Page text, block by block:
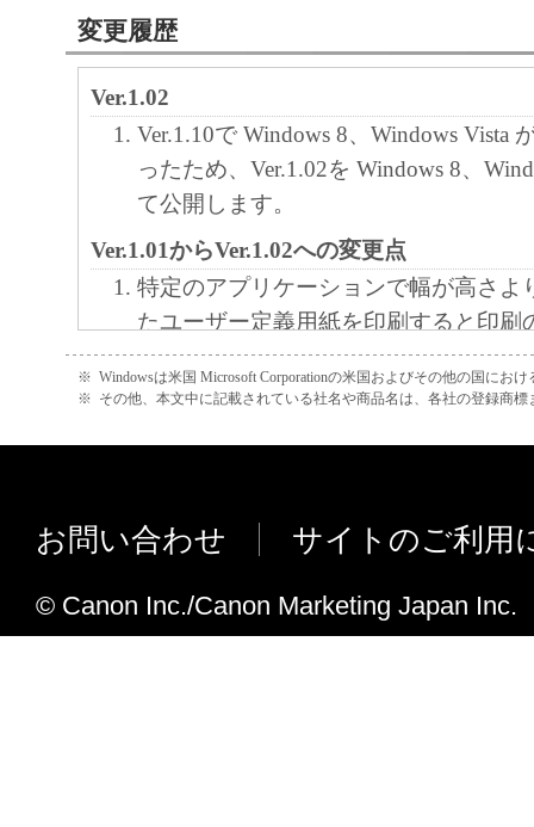
変更履歴
Ver.1.02
Ver.1.10で Windows 8、Windows Vista
ったため、Ver.1.02を Windows 8、
て公開します。
Ver.1.01からVer.1.02への変更点
特定のアプリケーションで幅が高さよ
たユーザー定義用紙を印刷すると印刷
なる不具合に対応しました。
特定の機種において、横向きの長尺用
※ Windowsは米国 Microsoft Corporationの米国およびその他の国にお
※ その他、本文中に記載されている社名や商品名は、各社の登録商標
お問い合わせ サイトのご利用
© Canon Inc./Canon Marketing Japan Inc.